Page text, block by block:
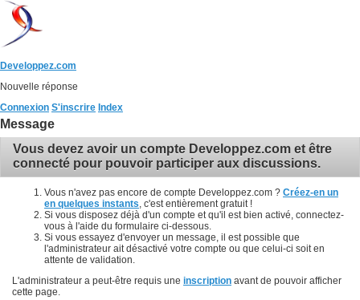
Developpez.com
Nouvelle réponse
Connexion S'inscrire Index
Message
Vous devez avoir un compte Developpez.com et être
connecté pour pouvoir participer aux discussions.
Vous n'avez pas encore de compte Developpez.com ? Créez-en un
en quelques instants , c'est entièrement gratuit !
Si vous disposez déjà d'un compte et qu'il est bien activé, connectez-
vous à l'aide du formulaire ci-dessous.
Si vous essayez d'envoyer un message, il est possible que
l'administrateur ait désactivé votre compte ou que celui-ci soit en
attente de validation.
L'administrateur a peut-être requis une inscription avant de pouvoir afficher
cette page.